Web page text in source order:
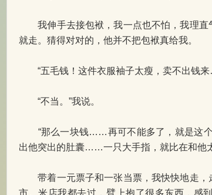
我伸手去接包袱，我一点也不怕，我理直
就走。猜得对对的，他并不把包袱真给我。
“五毛钱！这件衣服袖子太瘦，卖不出钱
“不当。”我说。
“那么一块钱……再可不能多了，就是这个
出他突出的肚囊……一只大手指，就比在和他
带着一元票子和一张当票，我快快地走，
市、米店我都去过，臂上抱了很多东西，感